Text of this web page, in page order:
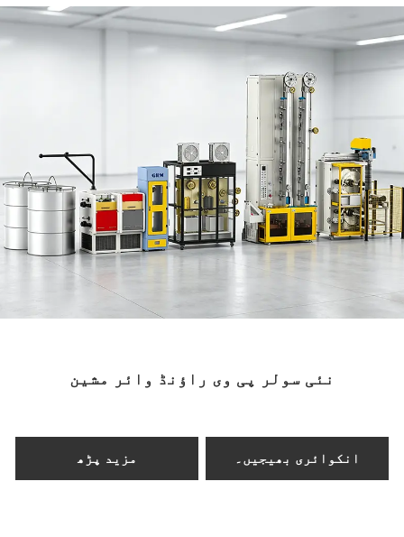
مل
جیومیٹرک کراس سیکشنز والے خصوصی
پروفائلز کی تیاری کے لیے وقف ہے۔
GRM-Solo
ایک کمپیکٹ ڈیزائن کو نمایاں کرتا
سنگل پاس پروسیسنگ کے کاموں کے لیے
ایک معاون یونٹ کے طور پر مثالی بناتا
ہے۔
نئی سولر پی وی راؤنڈ وائر مشین
مزید پڑھ انکوائری بھیجیں۔